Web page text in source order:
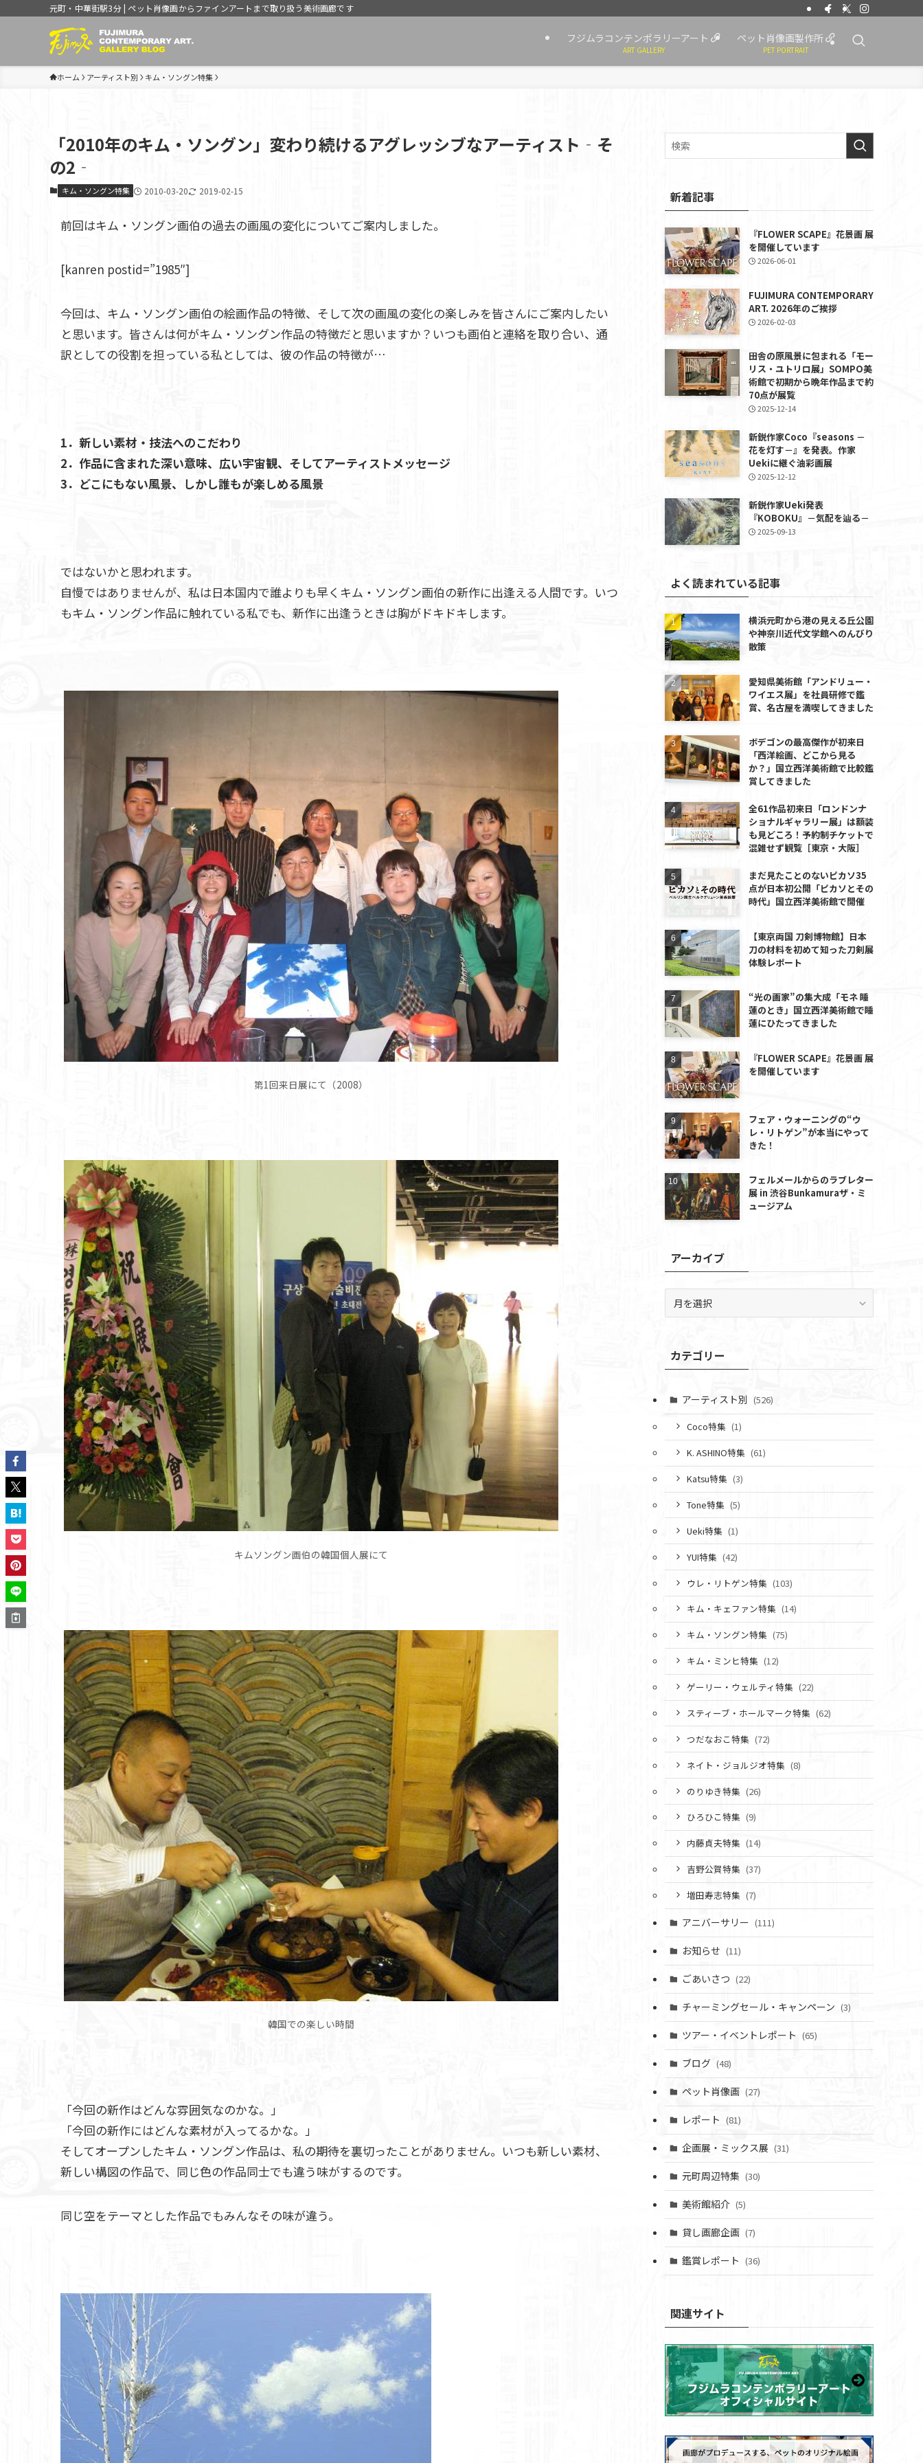
元町・中華街駅3分 | ペット肖像画からファインアートまで取り扱う美術画廊です
フジムラコンテンポラリーアート
ART GALLERY
ペット肖像画製作所
PET PORTRAIT
ホーム アーティスト別 キム・ソングン特集
「2010年のキム・ソングン」変わり続けるアグレッシブなアーティスト‐そ
の2‐
キム・ソングン特集 2010-03-20 2019-02-15
前回はキム・ソングン画伯の過去の画風の変化についてご案内しました。
[kanren postid=”1985″]
今回は、キム・ソングン画伯の絵画作品の特徴、そして次の画風の変化の楽しみを皆さんにご案内したい
と思います。皆さんは何がキム・ソングン作品の特徴だと思いますか？いつも画伯と連絡を取り合い、通
訳としての役割を担っている私としては、彼の作品の特徴が…
1．新しい素材・技法へのこだわり
2．作品に含まれた深い意味、広い宇宙観、そしてアーティストメッセージ
3．どこにもない風景、しかし誰もが楽しめる風景
ではないかと思われます。
自慢ではありませんが、私は日本国内で誰よりも早くキム・ソングン画伯の新作に出逢える人間です。いつ
もキム・ソングン作品に触れている私でも、新作に出逢うときは胸がドキドキします。
第1回来日展にて（2008）
キムソングン画伯の韓国個人展にて
韓国での楽しい時間
「今回の新作はどんな雰囲気なのかな。」
「今回の新作にはどんな素材が入ってるかな。」
そしてオープンしたキム・ソングン作品は、私の期待を裏切ったことがありません。いつも新しい素材、
新しい構図の作品で、同じ色の作品同士でも違う味がするのです。
同じ空をテーマとした作品でもみんなその味が違う。
新着記事
『FLOWER SCAPE』花景画 展
を開催しています
2026-06-01
FUJIMURA CONTEMPORARY
ART. 2026年のご挨拶
2026-02-03
田舎の原風景に包まれる「モー
リス・ユトリロ展」SOMPO美
術館で初期から晩年作品まで約
70点が展覧
2025-12-14
新鋭作家Coco『seasons －
花を灯す－』を発表。作家
Uekiに継ぐ油彩画展
2025-12-12
新鋭作家Ueki発表
『KOBOKU』－気配を辿る－
2025-09-13
よく読まれている記事
横浜元町から港の見える丘公園
や神奈川近代文学館へのんびり
散策
愛知県美術館「アンドリュー・
ワイエス展」を社員研修で鑑
賞、名古屋を満喫してきました
ボデゴンの最高傑作が初来日
「西洋絵画、どこから見る
か？」国立西洋美術館で比較鑑
賞してきました
全61作品初来日「ロンドンナ
ショナルギャラリー展」は額装
も見どころ！予約制チケットで
混雑せず観覧［東京・大阪］
まだ見たことのないピカソ35
点が日本初公開「ピカソとその
時代」国立西洋美術館で開催
【東京両国 刀剣博物館】日本
刀の材料を初めて知った刀剣展
体験レポート
“光の画家”の集大成「モネ 睡
蓮のとき」国立西洋美術館で睡
蓮にひたってきました
『FLOWER SCAPE』花景画 展
を開催しています
フェア・ウォーニングの“ウ
レ・リトゲン”が本当にやって
きた！
フェルメールからのラブレター
展 in 渋谷Bunkamuraザ・ミ
ュージアム
アーカイブ
ブカテゴリー
アーティスト別 (526)
Coco特集 (1)
K. ASHINO特集 (61)
Katsu特集 (3)
Tone特集 (5)
Ueki特集 (1)
YUI特集 (42)
ウレ・リトゲン特集 (103)
キム・キェファン特集 (14)
キム・ソングン特集 (75)
キム・ミンヒ特集 (12)
ゲーリー・ウェルティ特集 (22)
スティーブ・ホールマーク特集 (62)
つだなおこ特集 (72)
ネイト・ジョルジオ特集 (8)
のりゆき特集 (26)
ひろひこ特集 (9)
内藤貞夫特集 (14)
吉野公賀特集 (37)
増田寿志特集 (7)
アニバーサリー (111)
お知らせ (11)
ごあいさつ (22)
チャーミングセール・キャンペーン (3)
ツアー・イベントレポート (65)
ブログ (48)
ペット肖像画 (27)
レポート (81)
企画展・ミックス展 (31)
元町周辺特集 (30)
美術館紹介 (5)
貸し画廊企画 (7)
鑑賞レポート (36)
関連サイト